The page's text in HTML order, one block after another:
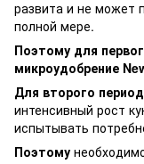
развита и не может
полной мере.
Поэтому для
микроудобрение
Для второго
интенсивный рост
испытывать
Поэтому